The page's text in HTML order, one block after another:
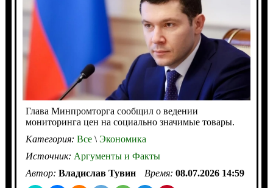
Глава Минпромторга сообщил о ведении
мониторинга цен на социально значимые товары.
Категория: Все\Экономика
Источник: Аргументы и Факты
Автор: Владислав Тувин Время: 08.07.2026 14:59